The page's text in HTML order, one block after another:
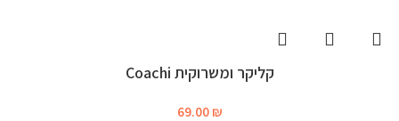
קליקר ומשרוקית Coachi
69.00 ₪